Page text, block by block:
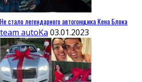
Не стало легендарного автогонщика Кена Блока
team autoKa 03.01.2023